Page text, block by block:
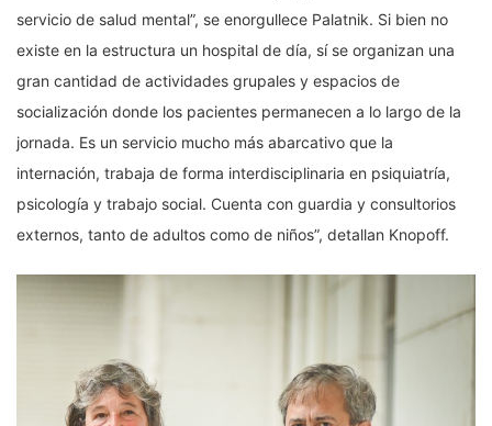
servicio de salud mental”, se enorgullece Palatnik. Si bien no
existe en la estructura un hospital de día, sí se organizan una
gran cantidad de actividades grupales y espacios de
socialización donde los pacientes permanecen a lo largo de la
jornada. Es un servicio mucho más abarcativo que la
internación, trabaja de forma interdisciplinaria en psiquiatría,
psicología y trabajo social. Cuenta con guardia y consultorios
externos, tanto de adultos como de niños”, detallan Knopoff.